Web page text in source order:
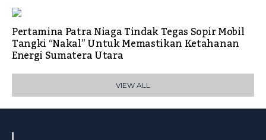
Pertamina Patra Niaga Tindak Tegas Sopir Mobil
Tangki “Nakal” Untuk Memastikan Ketahanan
Energi Sumatera Utara
VIEW ALL